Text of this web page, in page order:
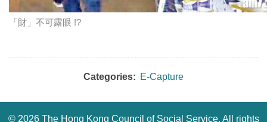
「財」不可露眼 !?
Categories: E-Capture
© 2026 The Hong Kong Council of Social Service. All rights